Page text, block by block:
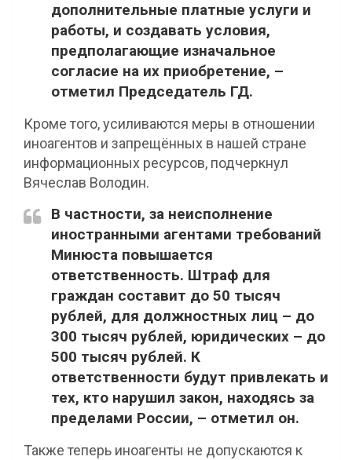
дополнительные платные услуги и
работы, и создавать условия,
предполагающие изначальное
согласие на их приобретение, –
отметил Председатель ГД.
Кроме того, усиливаются меры в отношении
иноагентов и запрещённых в нашей стране
информационных ресурсов, подчеркнул
Вячеслав Володин.
В частности, за неисполнение
иностранными агентами требований
Минюста повышается
ответственность. Штраф для
граждан составит до 50 тысяч
рублей, для должностных лиц – до
300 тысяч рублей, юридических – до
500 тысяч рублей. К
ответственности будут привлекать и
тех, кто нарушил закон, находясь за
пределами России, – отметил он.
Также теперь иноагенты не допускаются к